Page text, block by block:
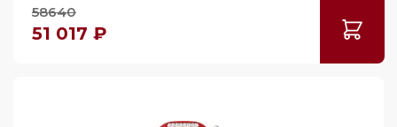
58640
51 017 ₽